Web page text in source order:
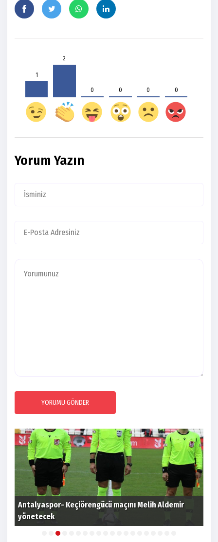
1
2
0 0 0 0
Yorum Yazın
YORUMU GÖNDER
Antalyaspor- Keçiörengücü maçını Melih Aldemir
yönetecek